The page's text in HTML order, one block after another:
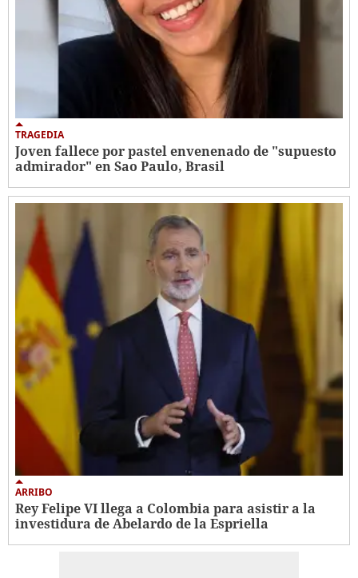
TRAGEDIA
Joven fallece por pastel envenenado de "supuesto
admirador" en Sao Paulo, Brasil
ARRIBO
Rey Felipe VI llega a Colombia para asistir a la
investidura de Abelardo de la Espriella